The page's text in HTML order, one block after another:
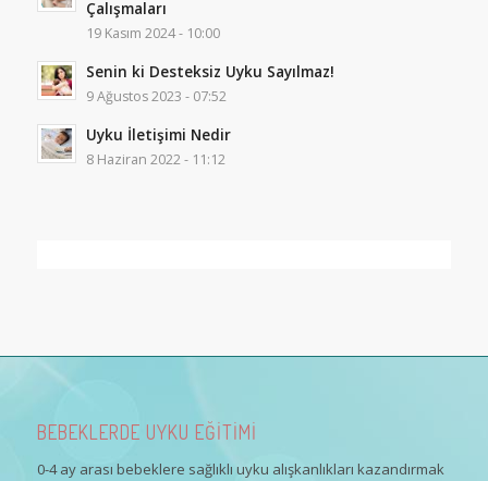
Çalışmaları
19 Kasım 2024 - 10:00
Senin ki Desteksiz Uyku Sayılmaz!
9 Ağustos 2023 - 07:52
Uyku İletişimi Nedir
8 Haziran 2022 - 11:12
BEBEKLERDE UYKU EĞİTİMİ
0-4 ay arası bebeklere sağlıklı uyku alışkanlıkları kazandırmak